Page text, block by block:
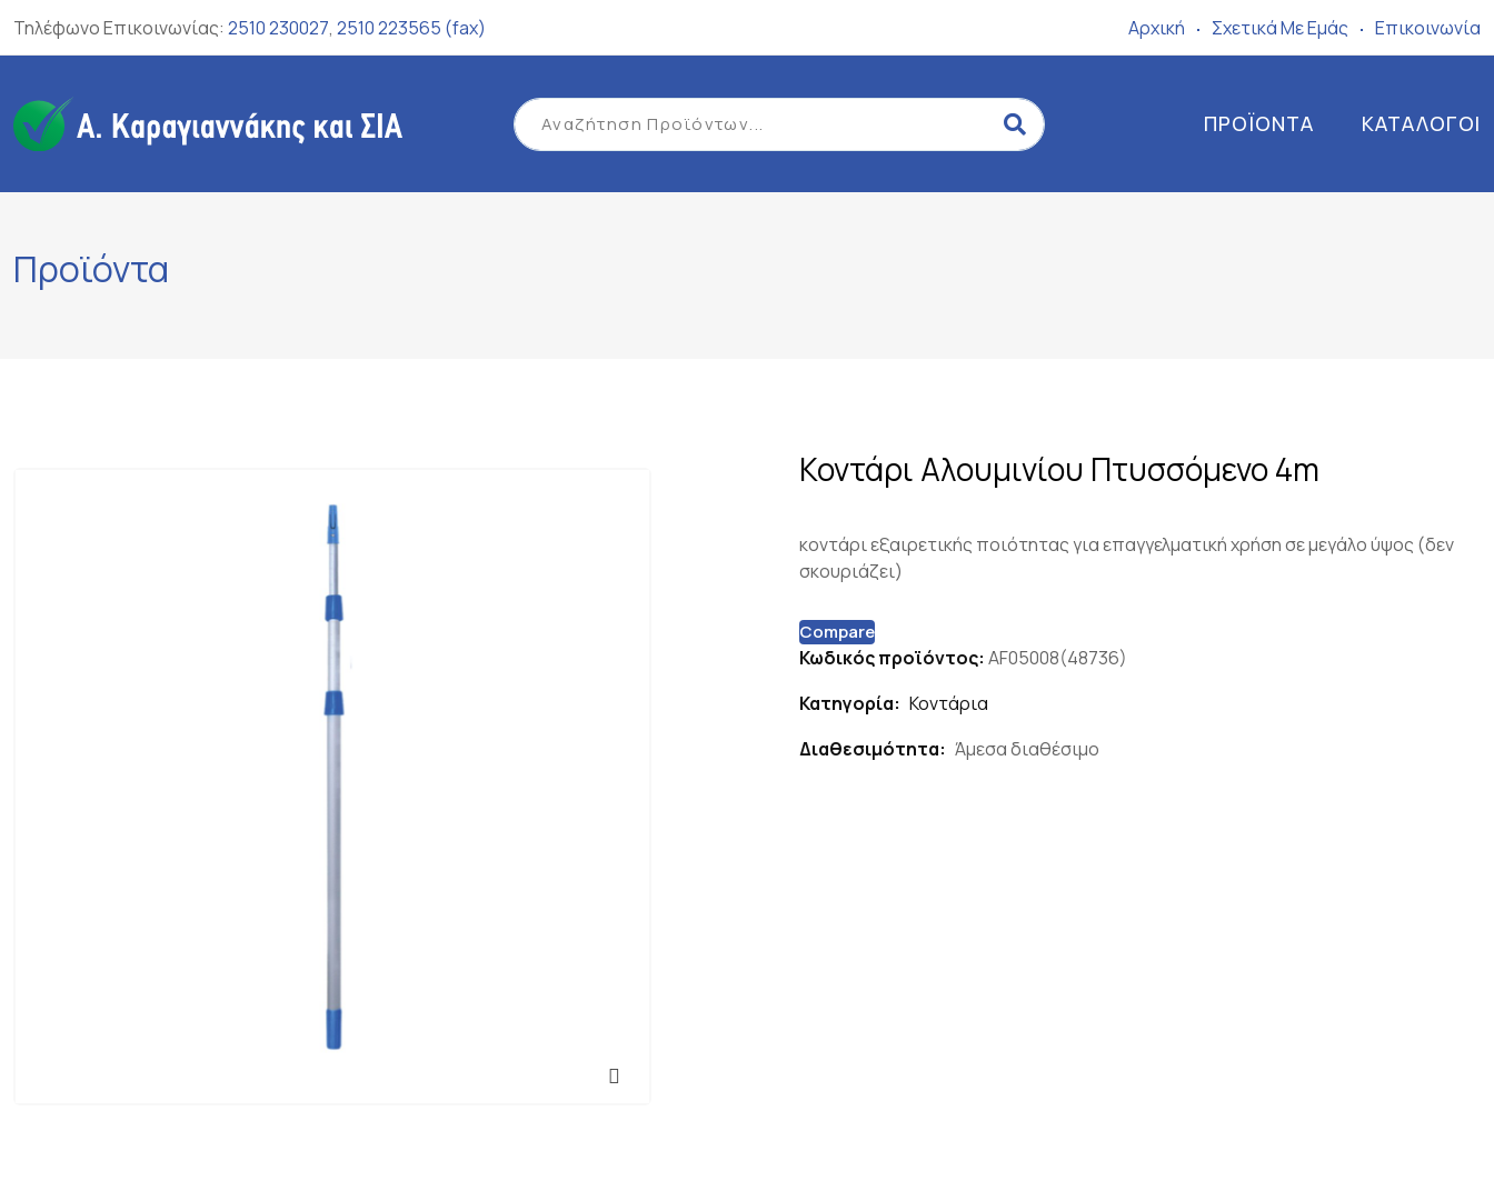
Τηλέφωνο Επικοινωνίας: 2510 230027, 2510 223565 (fax) Αρχική Σχετικά Mε Eμάς Επικοινωνία
ΠΡΟΪΌΝΤΑ ΚΑΤΆΛΟΓΟΙ
Προϊόντα
Κοντάρι Αλουμινίου Πτυσσόμενο 4m
κοντάρι εξαιρετικής ποιότητας για επαγγελματική χρήση σε μεγάλο ύψος (δεν
σκουριάζει)
Compare
Κωδικός προϊόντος: AF05008(48736)
Κατηγορία: Κοντάρια
Διαθεσιμότητα: Άμεσα διαθέσιμο